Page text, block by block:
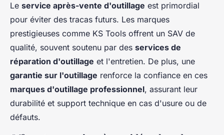
Le service après-vente d'outillage est primordial
pour éviter des tracas futurs. Les marques
prestigieuses comme KS Tools offrent un SAV de
qualité, souvent soutenu par des services de
réparation d'outillage et l'entretien. De plus, une
garantie sur l'outillage renforce la confiance en ces
marques d'outillage professionnel, assurant leur
durabilité et support technique en cas d'usure ou de
défauts.